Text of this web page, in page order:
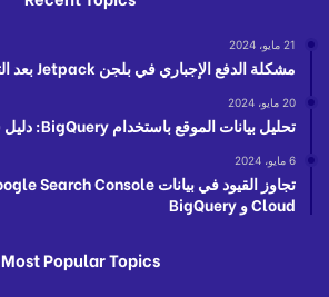
21 مايو، 2024
مشكلة الدفع الإجباري في بلجن Jetpack بعد التحديث
20 مايو، 2024
تحليل بيانات الموقع باستخدام BigQuery: دليل شامل للأوامر التحليلية
6 مايو، 2024
Cloud و BigQuery
Most Popular Topics